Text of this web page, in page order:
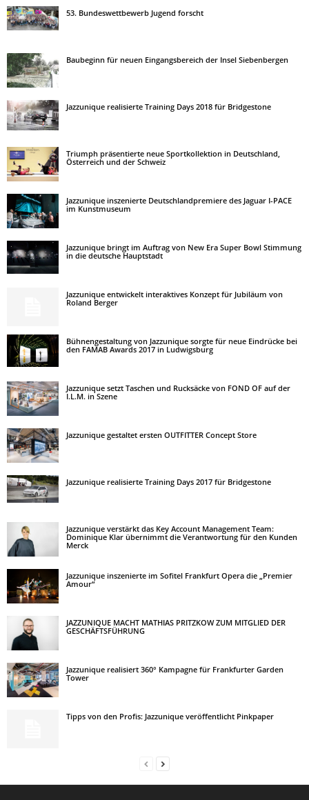
53. Bundeswettbewerb Jugend forscht
Baubeginn für neuen Eingangsbereich der Insel Siebenbergen
Jazzunique realisierte Training Days 2018 für Bridgestone
Triumph präsentierte neue Sportkollektion in Deutschland,
Österreich und der Schweiz
Jazzunique inszenierte Deutschlandpremiere des Jaguar I-PACE
im Kunstmuseum
Jazzunique bringt im Auftrag von New Era Super Bowl Stimmung
in die deutsche Hauptstadt
Jazzunique entwickelt interaktives Konzept für Jubiläum von
Roland Berger
Bühnengestaltung von Jazzunique sorgte für neue Eindrücke bei
den FAMAB Awards 2017 in Ludwigsburg
Jazzunique setzt Taschen und Rucksäcke von FOND OF auf der
I.L.M. in Szene
Jazzunique gestaltet ersten OUTFITTER Concept Store
Jazzunique realisierte Training Days 2017 für Bridgestone
Jazzunique verstärkt das Key Account Management Team:
Dominique Klar übernimmt die Verantwortung für den Kunden
Merck
Jazzunique inszenierte im Sofitel Frankfurt Opera die „Premier
Amour“
JAZZUNIQUE MACHT MATHIAS PRITZKOW ZUM MITGLIED DER
GESCHÄFTSFÜHRUNG
Jazzunique realisiert 360° Kampagne für Frankfurter Garden
Tower
Tipps von den Profis: Jazzunique veröffentlicht Pinkpaper